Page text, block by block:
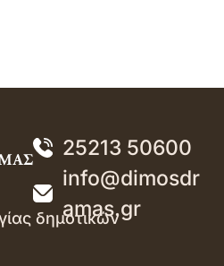
25213 50600
info@dimosdr
amas.gr
δημοτικών